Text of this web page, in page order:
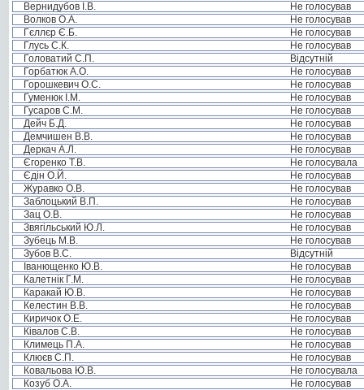
Вернидубов І.В.
Не голосував
Волков О.А.
Не голосував
Гєллєр Є.Б.
Не голосував
Глусь С.К.
Не голосував
Головатий С.П.
Відсутній
Горбатюк А.О.
Не голосував
Горошкевич О.С.
Не голосував
Гуменюк І.М.
Не голосував
Гусаров С.М.
Не голосував
Дейч Б.Д.
Не голосував
Демчишен В.В.
Не голосував
Деркач А.Л.
Не голосував
Єгоренко Т.В.
Не голосувала
Єдін О.Й.
Не голосував
Журавко О.В.
Не голосував
Заблоцький В.П.
Не голосував
Зац О.В.
Не голосував
Звягільський Ю.Л.
Не голосував
Зубець М.В.
Не голосував
Зубов В.С.
Відсутній
Іванющенко Ю.В.
Не голосував
Калетнік Г.М.
Не голосував
Каракай Ю.В.
Не голосував
Келестин В.В.
Не голосував
Киричок О.Е.
Не голосував
Ківалов С.В.
Не голосував
Климець П.А.
Не голосував
Клюєв С.П.
Не голосував
Ковальова Ю.В.
Не голосувала
Козуб О.А.
Не голосував